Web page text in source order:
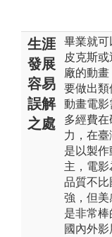
生涯
發展
容易
誤解
之處
畢業就可
皮克斯
廠的動畫
要做出類
動畫電影
多經費在
力，在
是以製
主，電
品質不比
強，但美
是非常
國內外影